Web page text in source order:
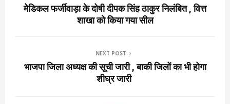
मेडिकल फर्जीवाड़ा के दोषी दीपक सिंह ठाकुर निलंबित , वित्त
शाखा को किया गया सील
NEXT POST
भाजपा जिला अध्यक्ष की सूची जारी , बाकी जिलों का भी होगा
शीघ्र जारी